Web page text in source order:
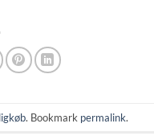
. Bookmark permalink.